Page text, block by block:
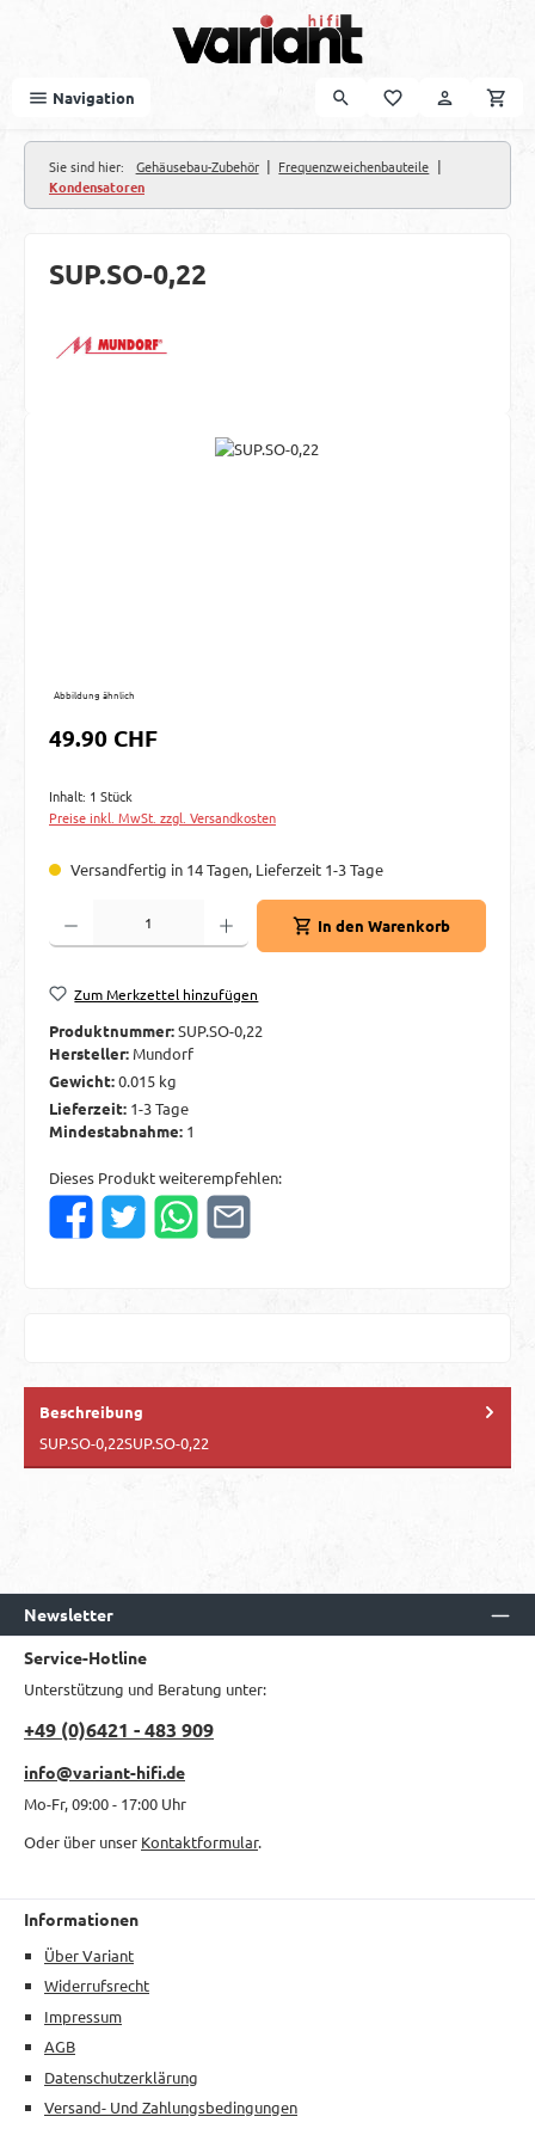
Navigation
Sie sind hier: Gehäusebau-Zubehör | Frequenzweichenbauteile |
Kondensatoren
SUP.SO-0,22
Bildergalerie überspringen
Abbildung ähnlich
Regulärer Preis:
49.90 CHF
Inhalt: 1 Stück
Preise inkl. MwSt. zzgl. Versandkosten
Versandfertig in 14 Tagen, Lieferzeit 1-3 Tage
Produkt Anzahl: Gib den gewünschten Wert ein oder benutze die Schaltflächen
In den Warenkorb
Zum Merkzettel hinzufügen
Produktnummer:SUP.SO-0,22
Hersteller: Mundorf
Gewicht:0.015 kg
Lieferzeit: 1-3 Tage
Mindestabnahme: 1
Dieses Produkt weiterempfehlen:
Beschreibung
SUP.SO-0,22SUP.SO-0,22
Newsletter
Service-Hotline
Unterstützung und Beratung unter:
+49 (0)6421 - 483 909
info@variant-hifi.de
Mo-Fr, 09:00 - 17:00 Uhr
Oder über unser Kontaktformular.
Informationen
Über Variant
Widerrufsrecht
Impressum
AGB
Datenschutzerklärung
Versand- Und Zahlungsbedingungen